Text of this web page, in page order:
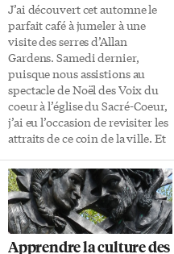
J’ai découvert cet automne le
parfait café à jumeler à une
visite des serres d’Allan
Gardens. Samedi dernier,
puisque nous assistions au
spectacle de Noël des Voix du
coeur à l’église du Sacré-Coeur,
j’ai eu l’occasion de revisiter les
attraits de ce coin de la ville. Et
combinaison fort agréable tout
au long de l’hiver! Le
Conciliabule L’excellent café
français Le Conciliabule (350
rue Berkeley) est logé dans une
Apprendre la culture des